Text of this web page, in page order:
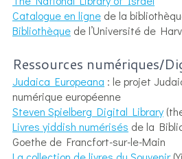
Catalogue en ligne de la
Bibliothèque de l’Université de
Ressources numériques/
Judaica Europeana : le projet
numérique européenne
Steven Spielberg Digital Library
Livres yiddish numérisés de la
Goethe de Francfort-sur-le-Main